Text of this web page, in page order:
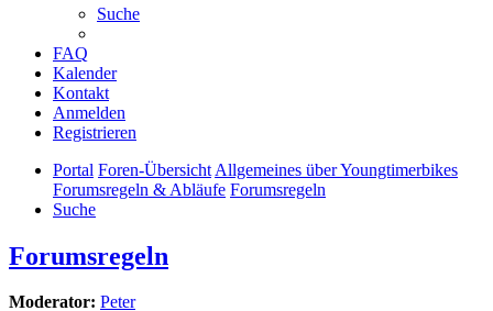
Suche
FAQ
Kalender
Kontakt
Anmelden
Registrieren
Portal Foren-Übersicht Allgemeines über Youngtimerbikes
Forumsregeln & Abläufe Forumsregeln
Suche
Forumsregeln
Moderator: Peter